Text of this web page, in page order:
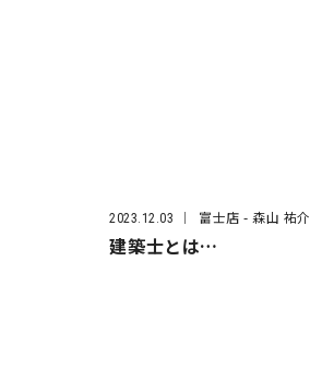
2023.12.03 富士店- 森山 祐介
建築士とは…